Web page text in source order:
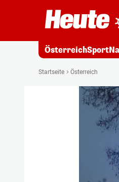
ÖsterreichSport
Startseite Österreich